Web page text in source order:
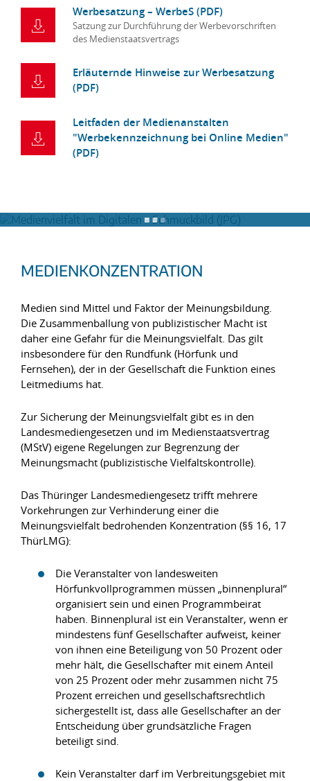
Werbesatzung – WerbeS (PDF)
Satzung zur Durchführung der Werbevorschriften
des Medienstaatsvertrags
Erläuternde Hinweise zur Werbesatzung
(PDF)
Leitfaden der Medienanstalten
"Werbekennzeichnung bei Online Medien"
(PDF)
MEDIENKONZENTRATION
Medien sind Mittel und Faktor der Meinungsbildung.
Die Zusammenballung von publizistischer Macht ist
daher eine Gefahr für die Meinungsvielfalt. Das gilt
insbesondere für den Rundfunk (Hörfunk und
Fernsehen), der in der Gesellschaft die Funktion eines
Leitmediums hat.
Zur Sicherung der Meinungsvielfalt gibt es in den
Landesmediengesetzen und im Medienstaatsvertrag
(MStV) eigene Regelungen zur Begrenzung der
Meinungsmacht (publizistische Vielfaltskontrolle).
Das Thüringer Landesmediengesetz trifft mehrere
Vorkehrungen zur Verhinderung einer die
Meinungsvielfalt bedrohenden Konzentration (§§ 16, 17
ThürLMG):
Die Veranstalter von landesweiten
Hörfunkvollprogrammen müssen „binnenplural“
organisiert sein und einen Programmbeirat
haben. Binnenplural ist ein Veranstalter, wenn er
mindestens fünf Gesellschafter aufweist, keiner
von ihnen eine Beteiligung von 50 Prozent oder
mehr hält, die Gesellschafter mit einem Anteil
von 25 Prozent oder mehr zusammen nicht 75
Prozent erreichen und gesellschaftsrechtlich
sichergestellt ist, dass alle Gesellschafter an der
Entscheidung über grundsätzliche Fragen
beteiligt sind.
Kein Veranstalter darf im Verbreitungsgebiet mit